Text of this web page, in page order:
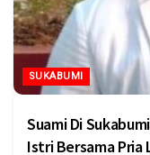
SUKABUMI
Suami Di
Istri Bersama Pria